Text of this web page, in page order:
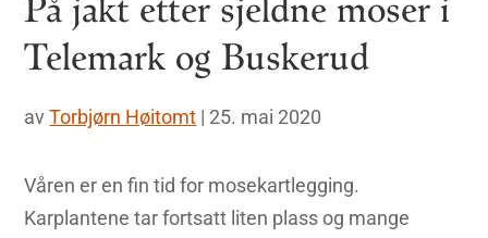
Telemark og Buskerud
avTorbjørn Høitomt | 25. mai 2020
Våren er en fin tid for mosekartlegging.
Karplantene tar fortsatt liten plass og mange